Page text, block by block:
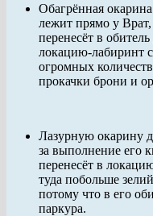
Обагрённая
лежит прямо у
перенесёт в
локацию-лабиринт
огромных
прокачки брони и
Лазурную окарину
за выполнение его
перенесёт в
туда побольше
потому что в его
паркура.